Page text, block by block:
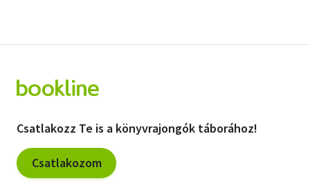
Csatlakozz Te is a könyvrajongók táborához!
Csatlakozom